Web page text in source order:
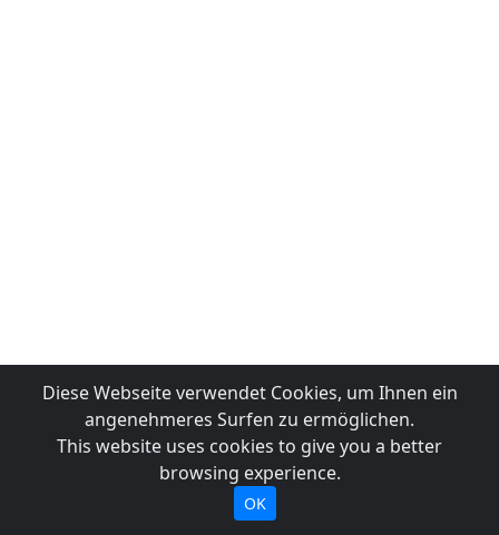
Diese Webseite verwendet Cookies, um Ihnen ein
angenehmeres Surfen zu ermöglichen.
This website uses cookies to give you a better
browsing experience.
OK